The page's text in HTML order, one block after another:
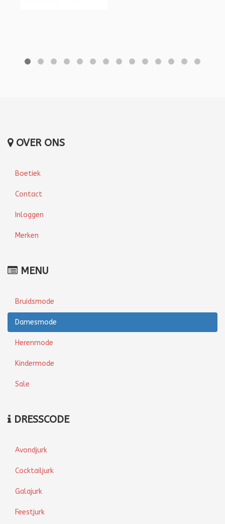
OVER ONS
Boetiek
Contact
Inloggen
Merken
MENU
Bruidsmode
Damesmode
Herenmode
Kindermode
Sale
DRESSCODE
Avondjurk
Cocktailjurk
Galajurk
Feestjurk